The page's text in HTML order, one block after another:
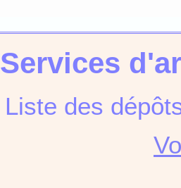
Services
Liste des